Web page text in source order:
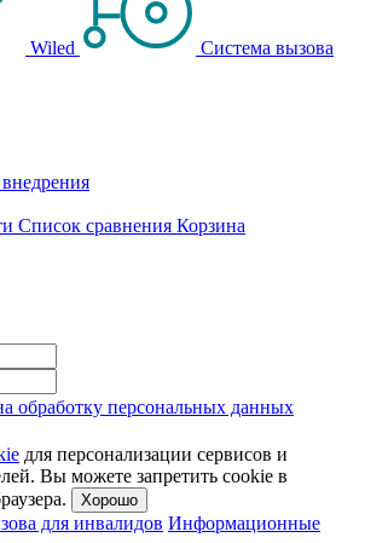
Wiled
Система вызова
Список сравнения Корзина
обработку персональных данных
для персонализации сервисов и
Вы можете запретить cookie в
Хорошо
для инвалидов Информационные